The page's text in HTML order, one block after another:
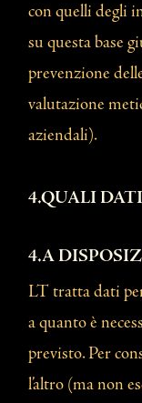
con quelli degli
su questa base
prevenzione
valutazione
aziendali).
4.QUALI
4.A
LT tratta dati
a quanto è
previsto. Per
l’altro (ma non